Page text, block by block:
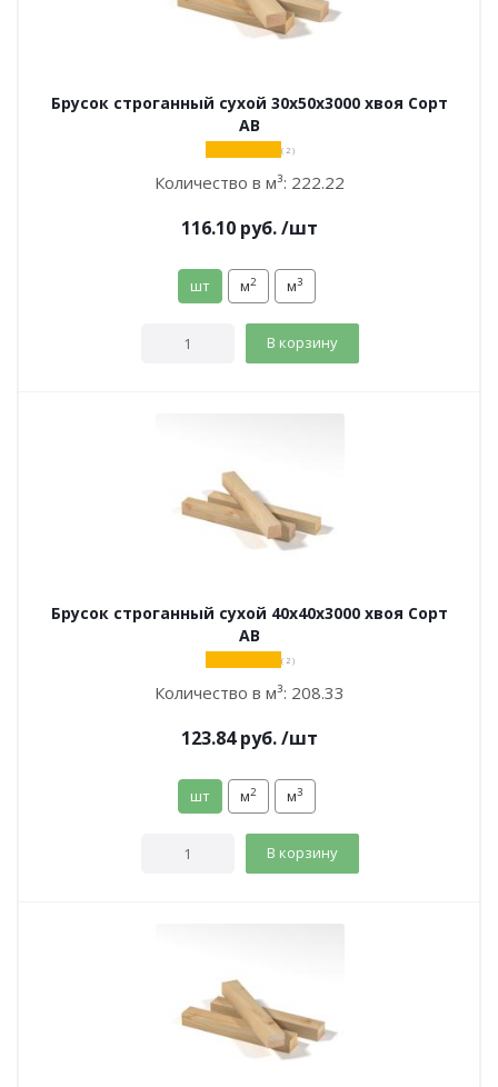
Брусок строганный сухой 30х50х3000 хвоя Сорт
АВ
( 2 )
Количество в м³: 222.22
116.10 руб./шт
шт м2 м3
В корзину
Брусок строганный сухой 40х40х3000 хвоя Сорт
АВ
( 2 )
Количество в м³: 208.33
123.84руб./шт
шт м2 м3
В корзину